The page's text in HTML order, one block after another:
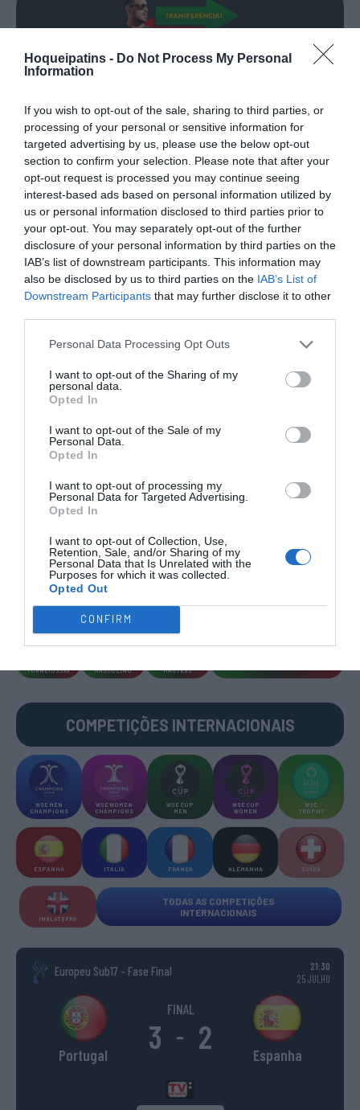
Hoqueipatins - Do Not Process My Personal
Information
If you wish to opt-out of the sale, sharing to third parties, or
processing of your personal or sensitive information for
targeted advertising by us, please use the below opt-out
section to confirm your selection. Please note that after your
opt-out request is processed you may continue seeing
interest-based ads based on personal information utilized by
us or personal information disclosed to third parties prior to
your opt-out. You may separately opt-out of the further
disclosure of your personal information by third parties on the
IAB’s list of downstream participants. This information may
also be disclosed by us to third parties on the IAB’s List of
Downstream Participants that may further disclose it to other
Personal Data Processing Opt Outs
I want to opt-out of the Sharing of my
personal data.
Opted In
I want to opt-out of the Sale of my
Personal Data.
Opted In
I want to opt-out of processing my
Personal Data for Targeted Advertising.
Opted In
I want to opt-out of Collection, Use,
Retention, Sale, and/or Sharing of my
Personal Data that Is Unrelated with the
Purposes for which it was collected.
Opted Out
CONFIRM
TRANSFERÊNCIAS - ÉPOCA 2026/27
CAMPEÕES, SUBIDAS E DESCIDAS2025-26
JOGOS EM DIRETO
ÚLTIMOS
RESULTADOS
PRÓXIMOS
JOGOS
DO DIA
COMPETIÇÕES
CAMP.
PLACARD
2ª
DIVISÃO
3ª
DIVISÃO
DIVERSAS
TORNEIOS 3x3 MASCULINO MASTERS
COMPETIÇÕES INTERNACIONAIS
WSE MEN
CHAMPIONS
WSE WOMEN
CHAMPIONS
WSE CUP
MEN
WSE CUP
WOMEN
WSE
TROPHY
ESPANHA ITÁLIA FRANÇA ALEMANHA SUÍÇA
INGLATERRA
TODAS AS COMPETIÇÕES
INTERNACIONAIS
Europeu Sub17 - Fase Final
21:30
25 JULHO
Portugal
FINAL
3 - 2 Espanha